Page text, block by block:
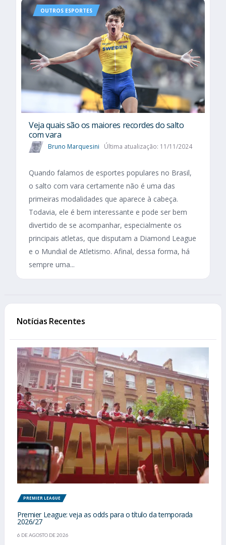
OUTROS ESPORTES
Veja quais são os maiores recordes do salto
com vara
Bruno Marquesini Última atualização: 11/11/2024
Quando falamos de esportes populares no Brasil,
o salto com vara certamente não é uma das
primeiras modalidades que aparece à cabeça.
Todavia, ele é bem interessante e pode ser bem
divertido de se acompanhar, especialmente os
principais atletas, que disputam a Diamond League
e o Mundial de Atletismo. Afinal, dessa forma, há
sempre uma...
Notícias Recentes
PREMIER LEAGUE
Premier League: veja as odds para o título da temporada
2026/27
6 DE AGOSTO DE 2026